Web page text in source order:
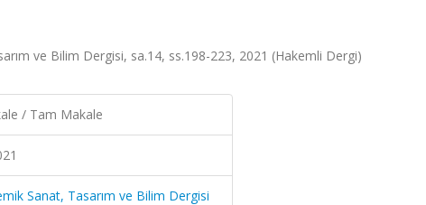
ve Bilim Dergisi, sa.14, ss.198-223, 2021 (Hakemli Dergi)
/ Tam Makale
Sanat, Tasarım ve Bilim Dergisi